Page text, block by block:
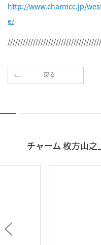
http://www.charmcc.jp/
e/
戻る
チャーム 枚方山